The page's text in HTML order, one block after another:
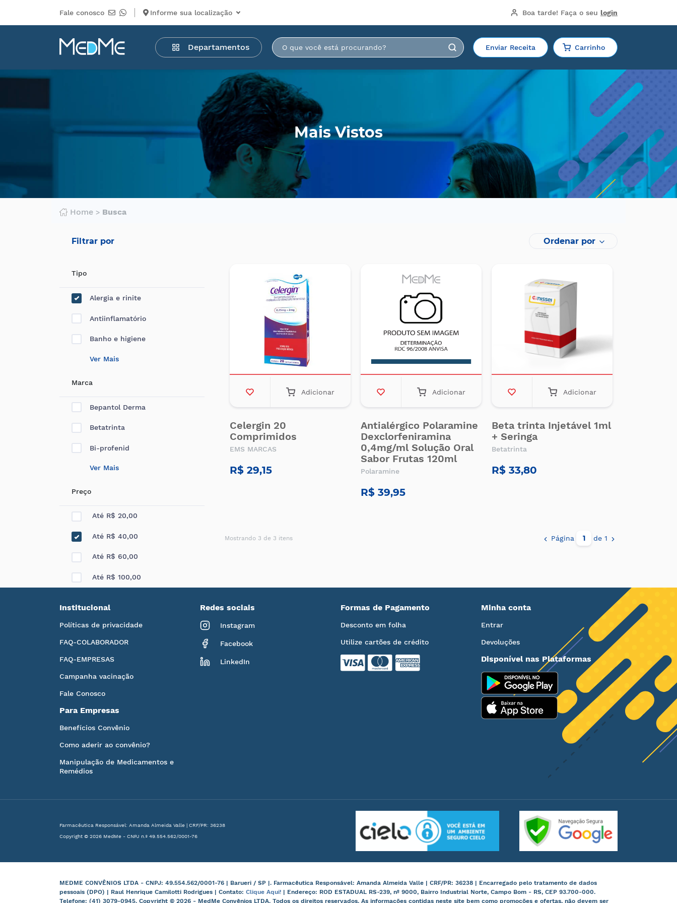
Fale conosco Informe sua localização Boa tarde! Faça o seu login
Departamentos Enviar Receita Carrinho
Departamentos
Medicamentos
Higiene
pessoal
Mercearia
Serviços
Mais Vistos
Home Busca
Filtrar por Ordenar por
Tipo
Alergia e rinite
Antiinflamatório
Banho e higiene
Ver Mais
Marca
Bepantol Derma
Betatrinta
Bi-profenid
Ver Mais
Preço
Até R$ 20,00
Até R$ 40,00
Até R$ 60,00
Até R$ 100,00
Adicionar
Celergin 20
Comprimidos
EMS MARCAS
R$ 29,15
Adicionar
Antialérgico Polaramine
Dexclorfeniramina
0,4mg/ml Solução Oral
Sabor Frutas 120ml
Polaramine
R$ 39,95
Adicionar
Beta trinta Injetável 1ml
+ Seringa
Betatrinta
R$ 33,80
Mostrando 3 de 3 itens Página de 1
Institucional
Políticas de privacidade
FAQ-COLABORADOR
FAQ-EMPRESAS
Campanha vacinação
Fale Conosco
Para Empresas
Benefícios Convênio
Como aderir ao convênio?
Manipulação de Medicamentos e
Remédios
Redes sociais
Instagram
Facebook
LinkedIn
Formas de Pagamento
Desconto em folha
Utilize cartões de crédito
Minha conta
Entrar
Devoluções
Disponível nas Plataformas
Farmacêutica Responsável: Amanda Almeida Valle | CRF/PR: 36238
Copyright © 2026 MedMe - CNPJ n.º 49.554.562/0001-76
MEDME CONVÊNIOS LTDA - CNPJ: 49.554.562/0001-76 | Barueri / SP |. Farmacêutica Responsável: Amanda Almeida Valle | CRF/PR: 36238 | Encarregado pelo tratamento de dados
pessoais (DPO) | Raul Henrique Camilotti Rodrigues | Contato: Clique Aqui! | Endereço: ROD ESTADUAL RS-239, nº 9000, Bairro Industrial Norte, Campo Bom - RS, CEP 93.700-000.
Telefone: (41) 3079-0945. Copyright © 2026 - MedMe Convênios LTDA. Todos os direitos reservados. As informações contidas neste site bem como promoções e ofertas, não devem ser